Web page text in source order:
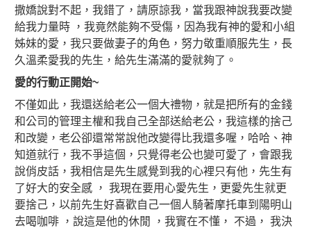
撒嬌說對不起，我錯了，請原諒我，當我跟神說我要改變
給我力量時 ，我竟然能夠不受傷，因為我有神的愛和小組
姊妹的愛，我只要做妻子的角色，努力敬重順服先生，長
久溫柔愛我的先生，給先生滿滿的愛就夠了。
愛的行動正開始~
不僅如此，我還送給老公一個大禮物，就是把所有的金錢
和公司的管理主權和我自己全部送給老公，我這樣的捨己
和改變，老公卻還常常說他改變得比我還多喔，哈哈、神
知道就行，我不爭這個，只覺得老公也變可愛了，會跟我
說俏皮話，我相信是先生感覺到我的心裡只有他，先生有
了好大的安全感 ， 我現在要用心愛先生，更愛先生就更
要捨己，以前先生好喜歡自己一個人騎著摩托車到陽明山
去喝咖啡 ，說這是他的休閒 ，我實在不懂， 不過， 我決